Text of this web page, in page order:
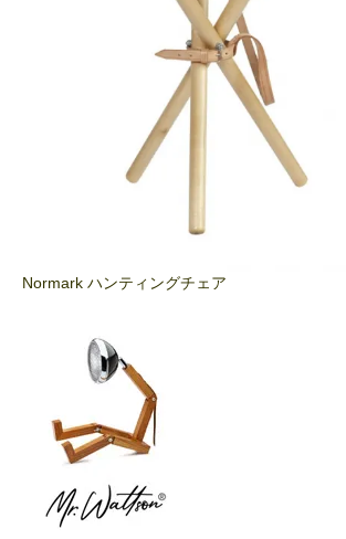
Normark ハンティングチェア